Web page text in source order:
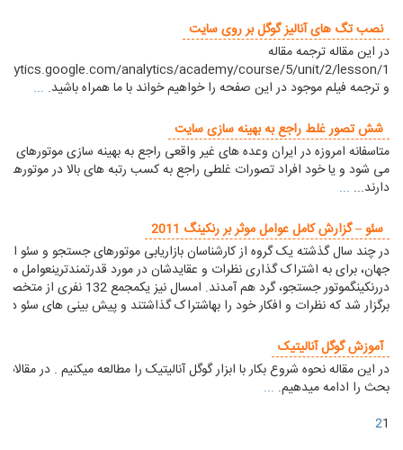
نصب تگ های آنالیز گوگل بر روی سایت
در این مقاله ترجمه مقاله
analytics/academy/course/5/unit/2/lesson/1
و ترجمه فیلم موجود در این صفحه را خواهیم خواند با ما همراه باشید. ...
شش تصور غلط راجع به بهینه سازی سایت
متاسفانه امروزه در ایران وعده های غیر واقعی راجع به بهینه سازی موتورهای
می شود و یا خود افراد تصورات غلطی راجع به کسب رتبه های بالا در
دارند... ...
سئو – گزارش کامل عوامل موثر بر رنکینگ 2011
در چند سال گذشته یک گروه از کارشناسان بازاریابی موتورهای جستجو و سئو
جهان، برای به اشتراک گذاری نظرات و عقایدشان در مورد قدرتمندترینعوامل
دررنکینگموتور جستجو، گرد هم آمدند. امسال نیز
برگزار شد که نظرات و افکار خود را بهاشتراک گذاشتند و پیش بینی های سئو د
آموزش گوگل آنالیتیک
در این مقاله نحوه شروع بکار با ابزار گوگل آنالیتیک را مطالعه میکنیم . در
بحث را ادامه میدهیم. ...
1
2